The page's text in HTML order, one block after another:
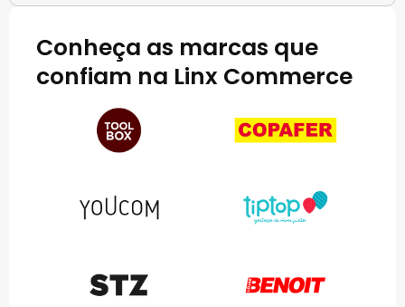
Conheça as marcas que
confiam na Linx Commerce